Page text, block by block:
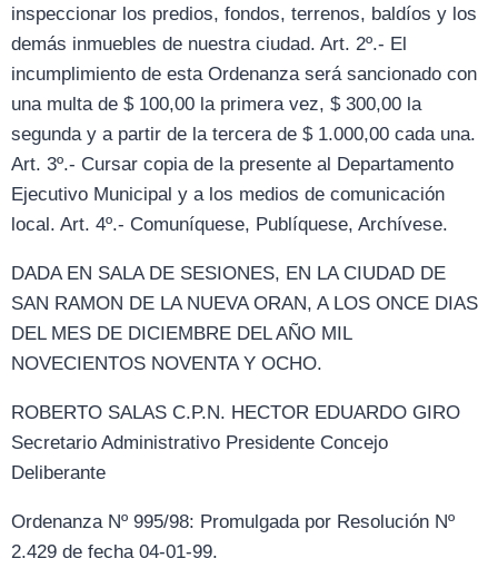
inspeccionar los predios, fondos, terrenos, baldíos y los
demás inmuebles de nuestra ciudad. Art. 2º.- El
incumplimiento de esta Ordenanza será sancionado con
una multa de $ 100,00 la primera vez, $ 300,00 la
segunda y a partir de la tercera de $ 1.000,00 cada una.
Art. 3º.- Cursar copia de la presente al Departamento
Ejecutivo Municipal y a los medios de comunicación
local. Art. 4º.- Comuníquese, Publíquese, Archívese.
DADA EN SALA DE SESIONES, EN LA CIUDAD DE
SAN RAMON DE LA NUEVA ORAN, A LOS ONCE DIAS
DEL MES DE DICIEMBRE DEL AÑO MIL
NOVECIENTOS NOVENTA Y OCHO.
ROBERTO SALAS C.P.N. HECTOR EDUARDO GIRO
Secretario Administrativo Presidente Concejo
Deliberante
Ordenanza Nº 995/98: Promulgada por Resolución Nº
2.429 de fecha 04-01-99.